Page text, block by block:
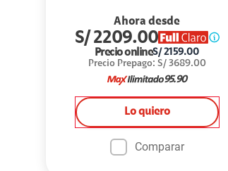
Ahora desde
S/ 2209.00
Precio onlineS/2159.00
Precio Prepago: S/ 3689.00
95.90
Lo quiero
Comparar